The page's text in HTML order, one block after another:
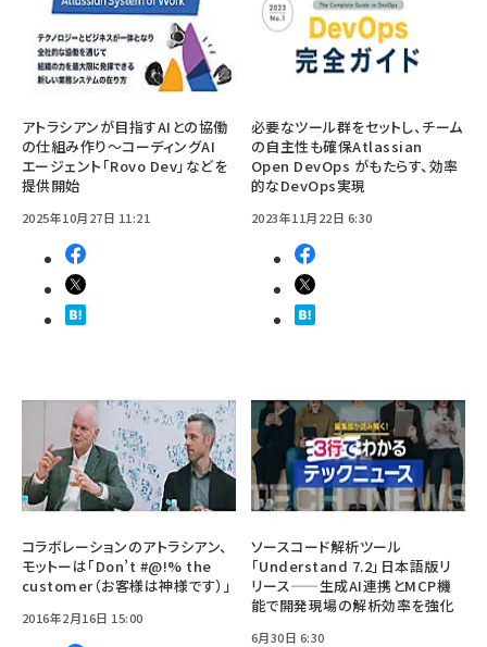
アトラシアンが目指すAIとの協働
の仕組み作り～コーディングAI
エージェント「Rovo Dev」などを
提供開始
2025年10月27日 11:21
必要なツール群をセットし、チーム
の自主性も確保Atlassian
Open DevOps がもたらす、効率
的なDevOps実現
2023年11月22日 6:30
コラボレーションのアトラシアン、
モットーは「Don’t #@!% the
customer（お客様は神様です）」
2016年2月16日 15:00
ソースコード解析ツール
「Understand 7.2」日本語版リ
リース——生成AI連携とMCP機
能で開発現場の解析効率を強化
6月30日 6:30